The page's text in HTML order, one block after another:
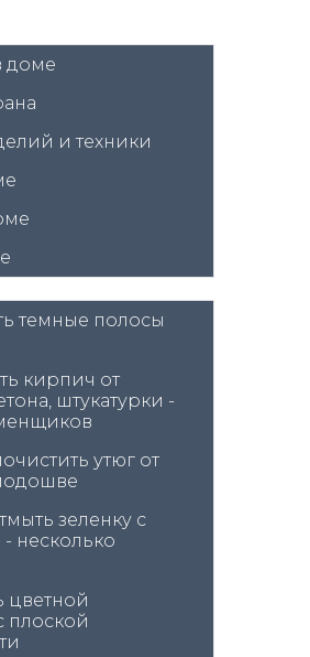
доме
и техники
темные полосы
кирпич от
штукатурки -
утюг от
зеленку с
несколько
цветной
плоской